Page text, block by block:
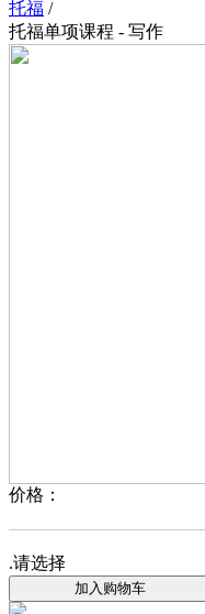
托福 /
托福单项课程 - 写作
价格：
.请选择
加入购物车